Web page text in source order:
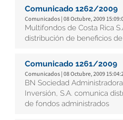
Comunicado 1262/2009
Comunicados | 08 Octubre, 2009
Multifondos de Costa Rica
distribución de beneficios
Comunicado 1261/2009
Comunicados | 08 Octubre, 2009
BN Sociedad
Inversión, S.A. comunica
de fondos administrados